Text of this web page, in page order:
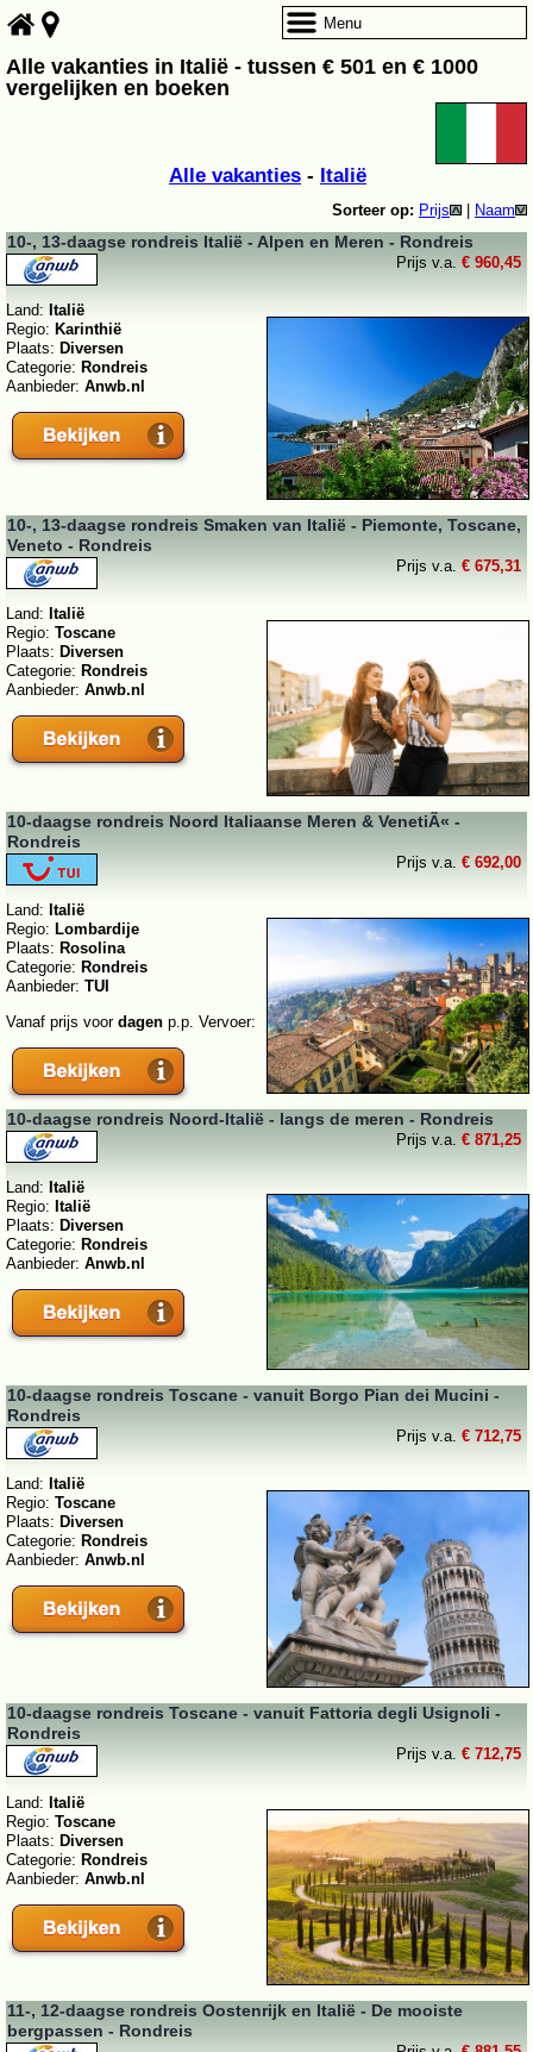
Alle vakanties in Italië - tussen € 501 en € 1000
vergelijken en boeken
Alle vakanties - Italië
Sorteer op: Prijs Naam
10-, 13-daagse rondreis Italië - Alpen en Meren - Rondreis
Prijs v.a. € 960,45
Land: Italië
Regio: Karinthië
Plaats: Diversen
Categorie: Rondreis
Aanbieder: Anwb.nl
10-, 13-daagse rondreis Smaken van Italië - Piemonte, Toscane,
Veneto - Rondreis
Prijs v.a. € 675,31
Land: Italië
Regio: Toscane
Plaats: Diversen
Categorie: Rondreis
Aanbieder: Anwb.nl
10-daagse rondreis Noord Italiaanse Meren & VenetiÃ« -
Rondreis
Prijs v.a. € 692,00
Land: Italië
Regio: Lombardije
Plaats: Rosolina
Categorie: Rondreis
Aanbieder: TUI
Vanaf prijs voor dagen p.p. Vervoer:
10-daagse rondreis Noord-Italië - langs de meren - Rondreis
Prijs v.a. € 871,25
Land: Italië
Regio: Italië
Plaats: Diversen
Categorie: Rondreis
Aanbieder: Anwb.nl
10-daagse rondreis Toscane - vanuit Borgo Pian dei Mucini -
Rondreis
Prijs v.a. € 712,75
Land: Italië
Regio: Toscane
Plaats: Diversen
Categorie: Rondreis
Aanbieder: Anwb.nl
10-daagse rondreis Toscane - vanuit Fattoria degli Usignoli -
Rondreis
Prijs v.a. € 712,75
Land: Italië
Regio: Toscane
Plaats: Diversen
Categorie: Rondreis
Aanbieder: Anwb.nl
11-, 12-daagse rondreis Oostenrijk en Italië - De mooiste
bergpassen - Rondreis
Menu